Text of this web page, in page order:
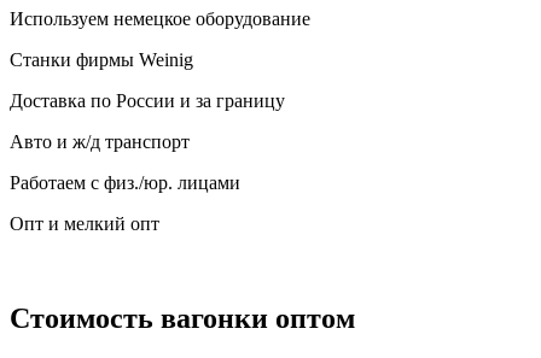
Используем немецкое оборудование
Станки фирмы Weinig
Доставка по России и за границу
Авто и ж/д транспорт
Работаем с физ./юр. лицами
Опт и мелкий опт
Стоимость вагонки оптом